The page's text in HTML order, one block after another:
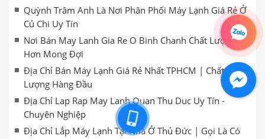
Quỳnh Trâm Anh Là Nơi Phân Phối Máy Lạnh Giá Rẻ Ở
Củ Chi Uy Tín
Nơi Bán May Lanh Gia Re O Binh Chanh Chất Lượng
Hơn Mong Đợi
Địa Chỉ Bán Máy Lạnh Giá Rẻ Nhất TPHCM | Chất
Lượng Hàng Đầu
Địa Chỉ Lap Rap May Lanh Quan Thu Duc Uy Tín -
Chuyên Nghiệp
Địa Chỉ Lắp Máy Lạnh Tại Nhà Ở Thủ Đức | Gọi Là Có